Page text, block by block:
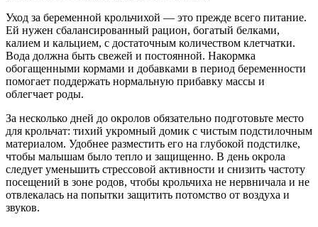
Уход за беременной крольчихой — это прежде всего питание.
Ей нужен сбалансированный рацион, богатый белками,
калием и кальцием, с достаточным количеством клетчатки.
Вода должна быть свежей и постоянной. Накормка
обогащенными кормами и добавками в период беременности
помогает поддержать нормальную прибавку массы и
облегчает роды.
За несколько дней до окролов обязательно подготовьте место
для крольчат: тихий укромный домик с чистым подстилочным
материалом. Удобнее разместить его на глубокой подстилке,
чтобы малышам было тепло и защищенно. В день окрола
следует уменьшить стрессовой активности и снизить частоту
посещений в зоне родов, чтобы крольчиха не нервничала и не
отвлекалась на попытки защитить потомство от воздуха и
звуков.